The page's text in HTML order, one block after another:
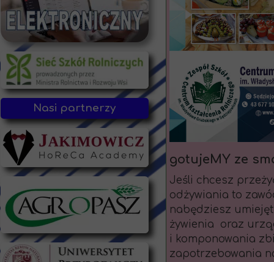
gotujeMY ze
Jeśli chcesz
odżywiania to
nabędziesz
żywienia oraz
i komponowania
zapotrzebowania
Nasi partnerzy